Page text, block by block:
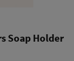
Soap Holder